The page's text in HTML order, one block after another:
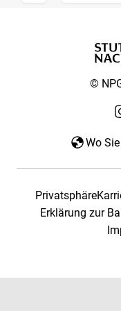
©
Wo
Privatsphäre
Erklärung zur